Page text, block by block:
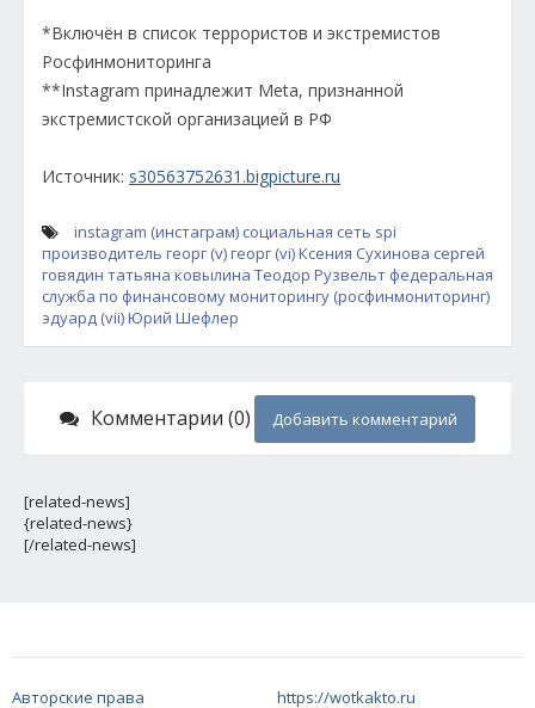
*Включён в список террористов и экстремистов
Росфинмониторинга
**Instagram принадлежит Meta, признанной
экстремистской организацией в РФ
Источник: s30563752631.bigpicture.ru
instagram (инстаграм) социальная сеть spi
производитель георг (v)георг (vi)Ксения Сухинова сергей
говядин татьяна ковылина Теодор Рузвельт федеральная
служба по финансовому мониторингу (росфинмониторинг)
эдуард (vii)Юрий Шефлер
Комментарии (0) Добавить комментарий
[related-news]
{related-news}
[/related-news]
Авторские права https://wotkakto.ru